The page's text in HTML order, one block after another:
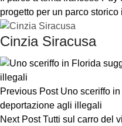
progetto per un parco storico
Cinzia Siracusa
Previous Post Uno sceriffo
deportazione agli illegali
Next Post Tutti sul carro del